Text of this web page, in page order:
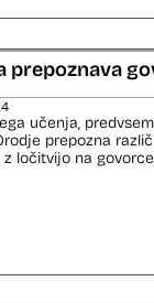
javnega značaja
javnega značaja
prepoznava
učenja,
prepozna
ločitvijo na
informacij javnega